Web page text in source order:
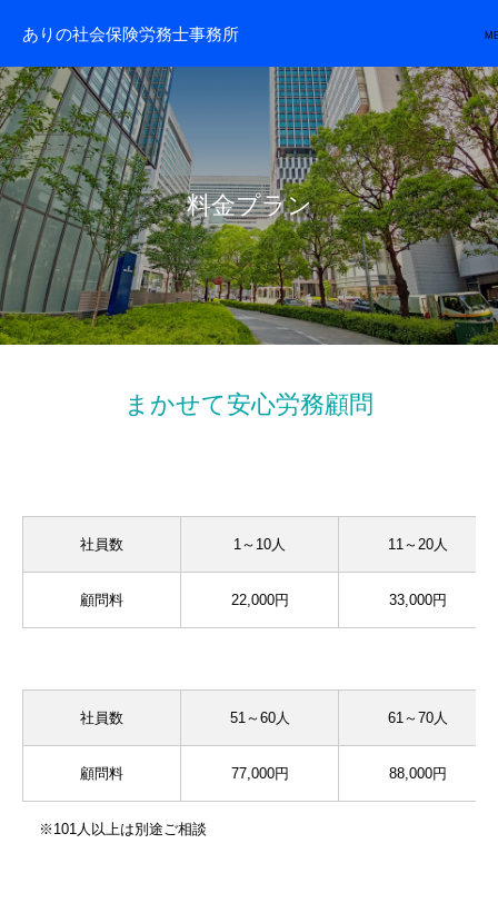
ありの社会保険労務士事務所
料金プラン
まかせて安心労務顧問
社員数 1～10人 11～20人
顧問料 22,000円 33,000円
社員数 51～60人 61～70人
顧問料 77,000円 88,000円
※101人以上は別途ご相談